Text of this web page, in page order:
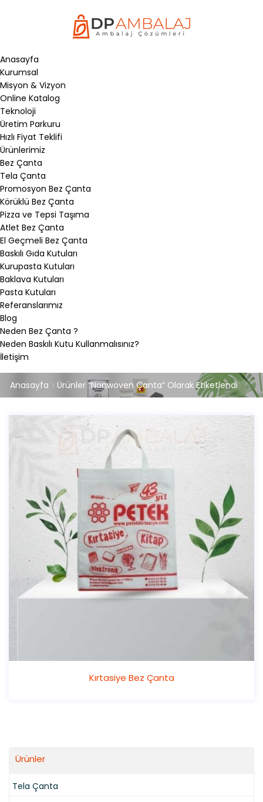
Anasayfa
Kurumsal
Misyon & Vizyon
Online Katalog
Teknoloji
Üretim Parkuru
Hızlı Fiyat Teklifi
Ürünlerimiz
Bez Çanta
Tela Çanta
Promosyon Bez Çanta
Körüklü Bez Çanta
Pizza ve Tepsi Taşıma
Atlet Bez Çanta
El Geçmeli Bez Çanta
Baskılı Gıda Kutuları
Kurupasta Kutuları
Baklava Kutuları
Pasta Kutuları
Referanslarımız
Blog
Neden Bez Çanta ?
Neden Baskılı Kutu Kullanmalısınız?
İletişim
Anasayfa Ürünler “Nonwoven Çanta” Olarak Etiketlendi
Kırtasiye Bez Çanta
Ürünler
Tela Çanta